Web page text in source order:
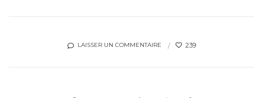
LAISSER UN COMMENTAIRE 239